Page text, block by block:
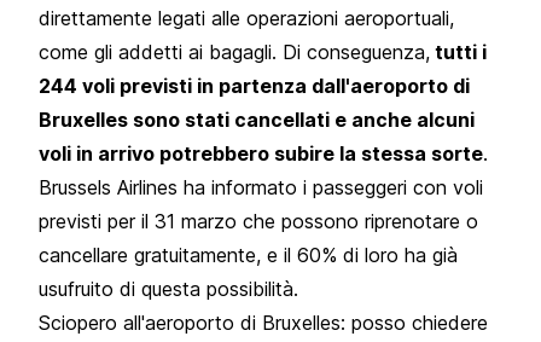
direttamente legati alle operazioni aeroportuali,
come gli addetti ai bagagli. Di conseguenza, tutti i
244 voli previsti in partenza dall'aeroporto di
Bruxelles sono stati cancellati e anche alcuni
voli in arrivo potrebbero subire la stessa sorte.
Brussels Airlines ha informato i passeggeri con voli
previsti per il 31 marzo che possono riprenotare o
cancellare gratuitamente, e il 60% di loro ha già
usufruito di questa possibilità.
Sciopero all'aeroporto di Bruxelles: posso chiedere